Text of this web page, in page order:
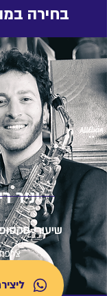
לרה
חליליות
בחירה
יניר
שיעורי
צר